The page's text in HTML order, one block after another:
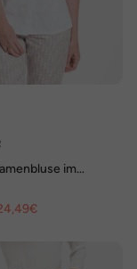
im